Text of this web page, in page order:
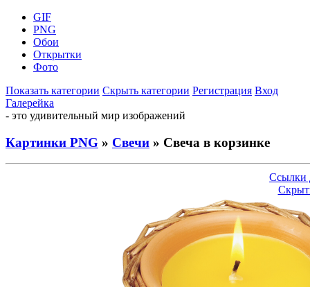
GIF
PNG
Обои
Открытки
Фото
Показать категории Скрыть категории Регистрация Вход
Галерейка
- это удивительный мир изображений
Картинки PNG » Свечи » Свеча в корзинке
Ссылки